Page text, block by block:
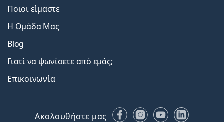
Ποιοι είμαστε
Η Ομάδα Μας
Blog
Γιατί να ψωνίσετε από εμάς;
Επικοινωνία
Ακολουθήστε μας FacebookInstagram
YouTubeLinkedIn